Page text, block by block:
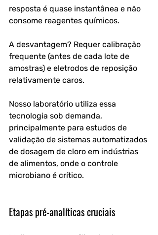
resposta é quase instantânea e não
consome reagentes químicos.
A desvantagem? Requer calibração
frequente (antes de cada lote de
amostras) e eletrodos de reposição
relativamente caros.
Nosso laboratório utiliza essa
tecnologia sob demanda,
principalmente para estudos de
validação de sistemas automatizados
de dosagem de cloro em indústrias
de alimentos, onde o controle
microbiano é crítico.
Etapas pré-analíticas cruciais